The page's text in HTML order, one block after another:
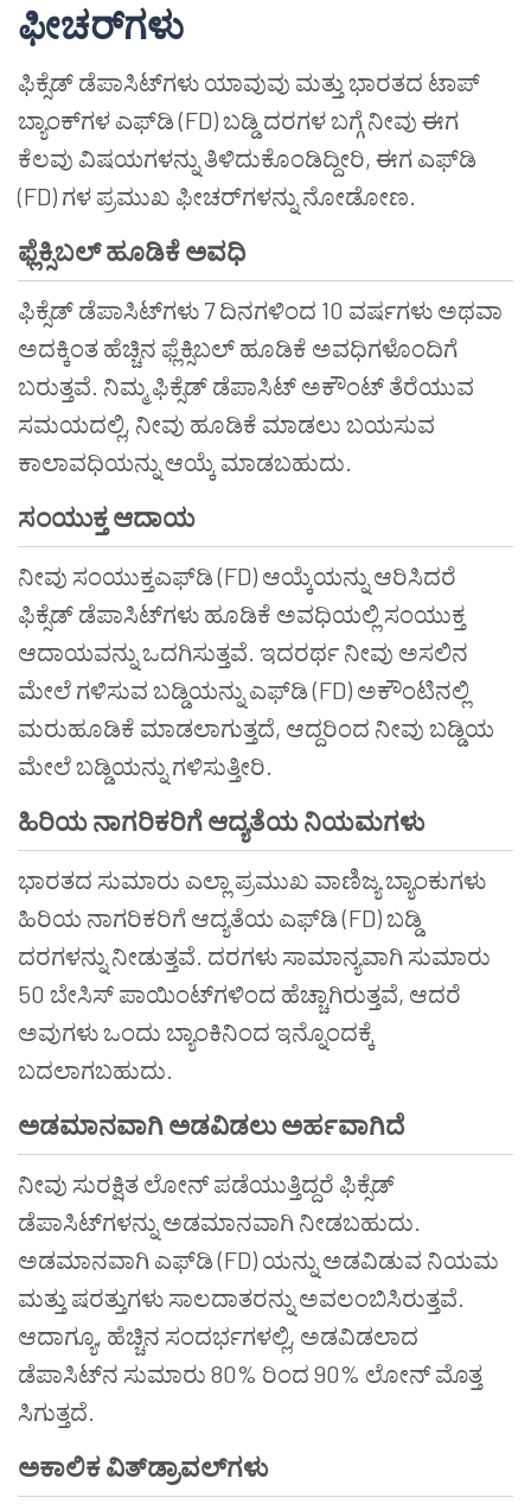
ಫೀಚರ್‌ಗಳು
ಫಿಕ್ಸೆಡ್ ಡೆಪಾಸಿಟ್‌ಗಳು ಯಾವುವು ಮತ್ತು ಭಾರತದ ಟಾಪ್
ಬ್ಯಾಂಕ್‌ಗಳ ಎಫ್‌ಡಿ (FD) ಬಡ್ಡಿ ದರಗಳ ಬಗ್ಗೆ ನೀವು ಈಗ
ಕೆಲವು ವಿಷಯಗಳನ್ನು ತಿಳಿದುಕೊಂಡಿದ್ದೀರಿ, ಈಗ ಎಫ್‌ಡಿ
(FD) ಗಳ ಪ್ರಮುಖ ಫೀಚರ್‌ಗಳನ್ನು ನೋಡೋಣ.
ಫ್ಲೆಕ್ಸಿಬಲ್ ಹೂಡಿಕೆ ಅವಧಿ
ಫಿಕ್ಸೆಡ್ ಡೆಪಾಸಿಟ್‌ಗಳು 7 ದಿನಗಳಿಂದ 10 ವರ್ಷಗಳು ಅಥವಾ
ಅದಕ್ಕಿಂತ ಹೆಚ್ಚಿನ ಫ್ಲೆಕ್ಸಿಬಲ್ ಹೂಡಿಕೆ ಅವಧಿಗಳೊಂದಿಗೆ
ಬರುತ್ತವೆ. ನಿಮ್ಮ ಫಿಕ್ಸೆಡ್ ಡೆಪಾಸಿಟ್ ಅಕೌಂಟ್ ತೆರೆಯುವ
ಸಮಯದಲ್ಲಿ, ನೀವು ಹೂಡಿಕೆ ಮಾಡಲು ಬಯಸುವ
ಕಾಲಾವಧಿಯನ್ನು ಆಯ್ಕೆ ಮಾಡಬಹುದು.
ಸಂಯುಕ್ತ ಆದಾಯ
ನೀವು ಸಂಯುಕ್ತಎಫ್‌ಡಿ (FD) ಆಯ್ಕೆಯನ್ನು ಆರಿಸಿದರೆ
ಫಿಕ್ಸೆಡ್ ಡೆಪಾಸಿಟ್‌ಗಳು ಹೂಡಿಕೆ ಅವಧಿಯಲ್ಲಿ ಸಂಯುಕ್ತ
ಆದಾಯವನ್ನು ಒದಗಿಸುತ್ತವೆ. ಇದರರ್ಥ ನೀವು ಅಸಲಿನ
ಮೇಲೆ ಗಳಿಸುವ ಬಡ್ಡಿಯನ್ನು ಎಫ್‌ಡಿ (FD) ಅಕೌಂಟಿನಲ್ಲಿ
ಮರುಹೂಡಿಕೆ ಮಾಡಲಾಗುತ್ತದೆ, ಆದ್ದರಿಂದ ನೀವು ಬಡ್ಡಿಯ
ಮೇಲೆ ಬಡ್ಡಿಯನ್ನು ಗಳಿಸುತ್ತೀರಿ.
ಹಿರಿಯ ನಾಗರಿಕರಿಗೆ ಆದ್ಯತೆಯ ನಿಯಮಗಳು
ಭಾರತದ ಸುಮಾರು ಎಲ್ಲಾ ಪ್ರಮುಖ ವಾಣಿಜ್ಯ ಬ್ಯಾಂಕುಗಳು
ಹಿರಿಯ ನಾಗರಿಕರಿಗೆ ಆದ್ಯತೆಯ ಎಫ್‌ಡಿ (FD) ಬಡ್ಡಿ
ದರಗಳನ್ನು ನೀಡುತ್ತವೆ. ದರಗಳು ಸಾಮಾನ್ಯವಾಗಿ ಸುಮಾರು
50 ಬೇಸಿಸ್ ಪಾಯಿಂಟ್‌ಗಳಿಂದ ಹೆಚ್ಚಾಗಿರುತ್ತವೆ, ಆದರೆ
ಅವುಗಳು ಒಂದು ಬ್ಯಾಂಕಿನಿಂದ ಇನ್ನೊಂದಕ್ಕೆ
ಬದಲಾಗಬಹುದು.
ಅಡಮಾನವಾಗಿ ಅಡವಿಡಲು ಅರ್ಹವಾಗಿದೆ
ನೀವು ಸುರಕ್ಷಿತ ಲೋನ್ ಪಡೆಯುತ್ತಿದ್ದರೆ ಫಿಕ್ಸೆಡ್
ಡೆಪಾಸಿಟ್‌ಗಳನ್ನು ಅಡಮಾನವಾಗಿ ನೀಡಬಹುದು.
ಅಡಮಾನವಾಗಿ ಎಫ್‌ಡಿ (FD) ಯನ್ನು ಅಡವಿಡುವ ನಿಯಮ
ಮತ್ತು ಷರತ್ತುಗಳು ಸಾಲದಾತರನ್ನು ಅವಲಂಬಿಸಿರುತ್ತವೆ.
ಆದಾಗ್ಯೂ, ಹೆಚ್ಚಿನ ಸಂದರ್ಭಗಳಲ್ಲಿ, ಅಡವಿಡಲಾದ
ಡೆಪಾಸಿಟ್‌ನ ಸುಮಾರು 80% ರಿಂದ 90% ಲೋನ್ ಮೊತ್ತ
ಸಿಗುತ್ತದೆ.
ಅಕಾಲಿಕ ವಿತ್‌ಡ್ರಾವಲ್‌ಗಳು